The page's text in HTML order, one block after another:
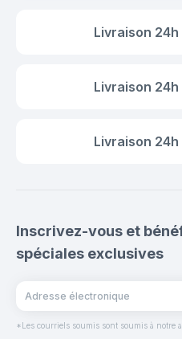
Livraison 24h
Livraison 24h
Livraison 24h
Inscrivez-vous et
spéciales exclusives
*Les courriels soumis sont soumis à notre